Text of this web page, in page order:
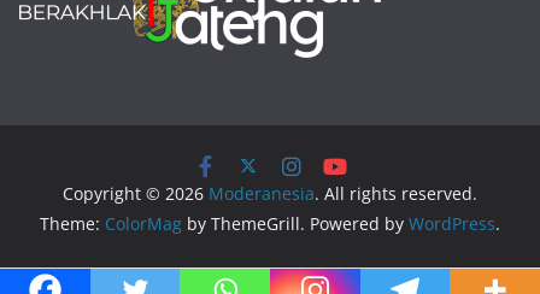
Copyright © 2026 Moderanesia. All rights reserved.
Theme: ColorMag by ThemeGrill. Powered by WordPress.